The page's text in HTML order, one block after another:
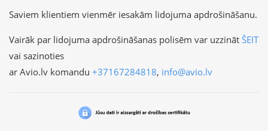
Saviem klientiem vienmēr iesakām lidojuma apdrošināšanu.
Vairāk par lidojuma apdrošināšanas polisēm var uzzināt ŠEIT
vai sazinoties
ar Avio.lv komandu +37167284818, info@avio.lv